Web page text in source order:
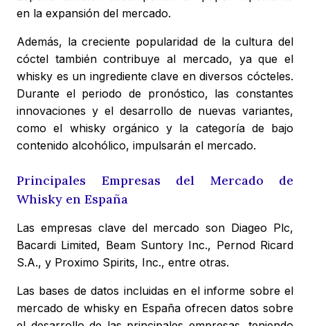
en la expansión del mercado.
Además, la creciente popularidad de la cultura del
cóctel también contribuye al mercado, ya que el
whisky es un ingrediente clave en diversos cócteles.
Durante el periodo de pronóstico, las constantes
innovaciones y el desarrollo de nuevas variantes,
como el whisky orgánico y la categoría de bajo
contenido alcohólico, impulsarán el mercado.
Principales Empresas del Mercado de
Whisky en España
Las empresas clave del mercado son Diageo Plc,
Bacardi Limited, Beam Suntory Inc., Pernod Ricard
S.A., y Proximo Spirits, Inc., entre otras.
Las bases de datos incluidas en el informe sobre el
mercado de whisky en España ofrecen datos sobre